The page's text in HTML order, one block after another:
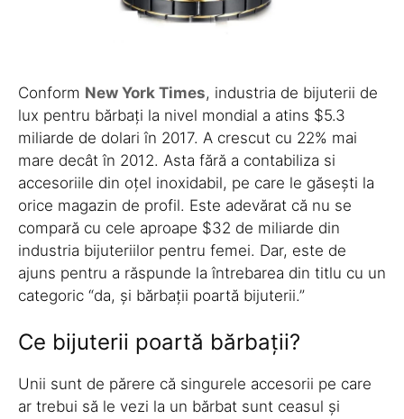
Conform New York Times, industria de bijuterii de
lux pentru bărbați la nivel mondial a atins $5.3
miliarde de dolari în 2017. A crescut cu 22% mai
mare decât în 2012. Asta fără a contabiliza si
accesoriile din oțel inoxidabil, pe care le găsești la
orice magazin de profil. Este adevărat că nu se
compară cu cele aproape $32 de miliarde din
industria bijuteriilor pentru femei. Dar, este de
ajuns pentru a răspunde la întrebarea din titlu cu un
categoric “da, și bărbații poartă bijuterii.”
Ce bijuterii poartă bărbații?
Unii sunt de părere că singurele accesorii pe care
ar trebui să le vezi la un bărbat sunt ceasul și